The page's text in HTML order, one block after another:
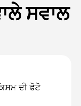
ਸਵਾਲ
ਦੀ ਫੋਟੋ